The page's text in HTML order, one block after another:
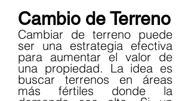
Cambio de Terreno
Cambiar de terreno puede
ser una estrategia efectiva
para aumentar el valor de
una propiedad. La idea es
buscar terrenos en áreas
más fértiles donde la